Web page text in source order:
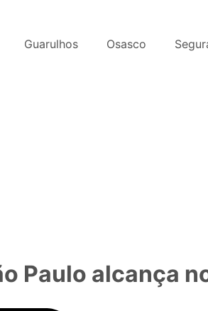
Guarulhos Osasco
Paulo alcança